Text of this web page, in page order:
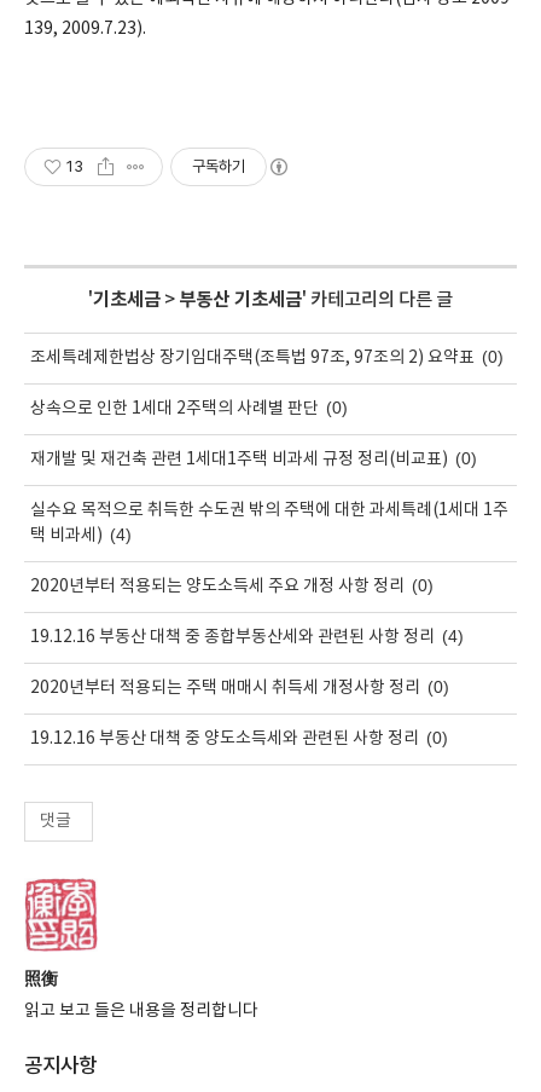
139, 2009.7.23).
13 구독하기
'기초세금 > 부동산 기초세금' 카테고리의 다른 글
조세특례제한법상 장기임대주택(조특법 97조, 97조의 2) 요약표 (0)
상속으로 인한 1세대 2주택의 사례별 판단 (0)
재개발 및 재건축 관련 1세대1주택 비과세 규정 정리(비교표) (0)
실수요 목적으로 취득한 수도권 밖의 주택에 대한 과세특례(1세대 1주
택 비과세) (4)
2020년부터 적용되는 양도소득세 주요 개정 사항 정리 (0)
19.12.16 부동산 대책 중 종합부동산세와 관련된 사항 정리 (4)
2020년부터 적용되는 주택 매매시 취득세 개정사항 정리 (0)
19.12.16 부동산 대책 중 양도소득세와 관련된 사항 정리 (0)
댓글
照衡
읽고 보고 들은 내용을 정리합니다
공지사항